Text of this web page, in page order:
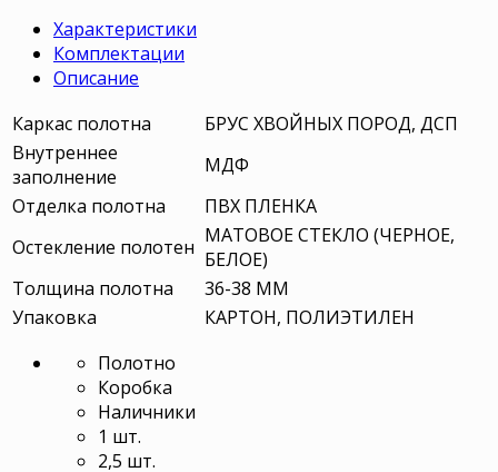
Характеристики
Комплектации
Описание
Каркас полотна
БРУС ХВОЙНЫХ ПОРОД, ДСП
Внутреннее
заполнение
МДФ
Отделка полотна
ПВХ ПЛЕНКА
Остекление полотен МАТОВОЕ СТЕКЛО (ЧЕРНОЕ,
БЕЛОЕ)
Толщина полотна
36-38 ММ
Упаковка
КАРТОН, ПОЛИЭТИЛЕН
Полотно
Коробка
Наличники
1 шт.
2,5 шт.